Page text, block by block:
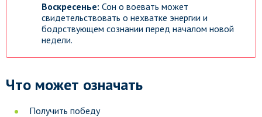
Воскресенье: Сон о воевать может
свидетельствовать о нехватке энергии и
бодрствующем сознании перед началом новой
недели.
Что может означать
Получить победу